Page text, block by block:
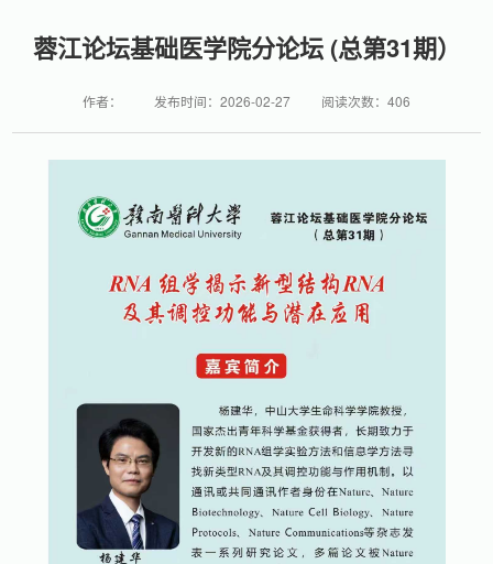
蓉江论坛基础医学院分论坛 (总第31期）
作者： 发布时间：2026-02-27 阅读次数： 406